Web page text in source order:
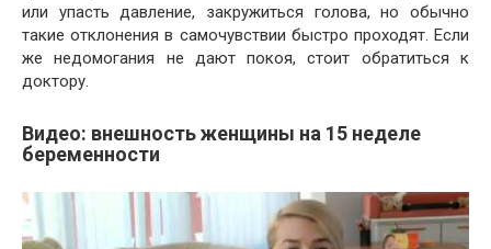
или упасть давление, закружиться голова, но обычно
такие отклонения в самочувствии быстро проходят. Если
же недомогания не дают покоя, стоит обратиться к
доктору.
Видео: внешность женщины на 15 неделе
беременности